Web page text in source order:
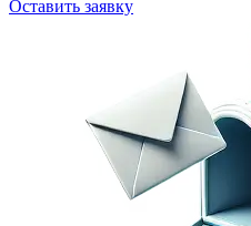
Оставить заявку